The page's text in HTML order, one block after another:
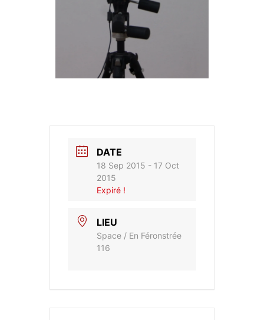
DATE
18 Sep 2015 - 17 Oct
2015
Expiré !
LIEU
Space / En Féronstrée
116